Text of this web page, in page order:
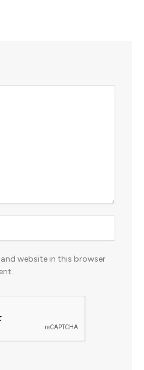
website in this browser